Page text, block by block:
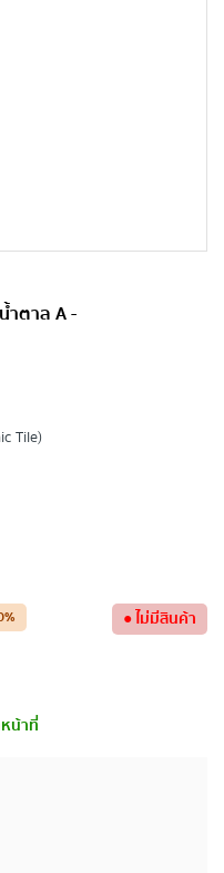
ำตาล A -
Tile)
% ●ไม่มีสินค้า
น้าที่